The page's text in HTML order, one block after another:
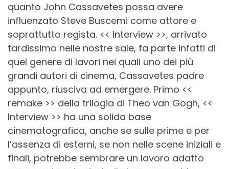
quanto John Cassavetes possa avere
influenzato Steve Buscemi come attore e
soprattutto regista. << Interview >>, arrivato
tardissimo nelle nostre sale, fa parte infatti di
quel genere di lavori nei quali uno dei più
grandi autori di cinema, Cassavetes padre
appunto, riusciva ad emergere. Primo <<
remake >> della trilogia di Theo van Gogh, <<
Interview >> ha una solida base
cinematografica, anche se sulle prime e per
l’assenza di esterni, se non nelle scene iniziali e
finali, potrebbe sembrare un lavoro adatto